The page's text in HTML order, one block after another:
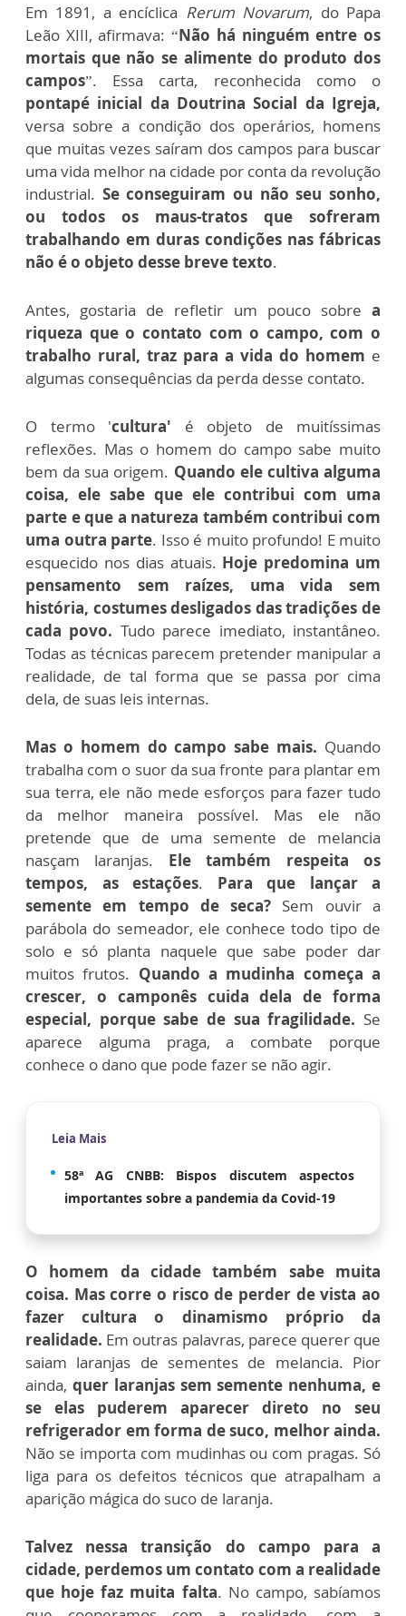
Em 1891, a encíclica Rerum Novarum, do Papa
Leão XIII, afirmava: “Não há ninguém entre os
mortais que não se alimente do produto dos
campos”. Essa carta, reconhecida como o
pontapé inicial da Doutrina Social da Igreja,
versa sobre a condição dos operários, homens
que muitas vezes saíram dos campos para buscar
uma vida melhor na cidade por conta da revolução
industrial. Se conseguiram ou não seu sonho,
ou todos os maus-tratos que sofreram
trabalhando em duras condições nas fábricas
não é o objeto desse breve texto.
Antes, gostaria de refletir um pouco sobre a
riqueza que o contato com o campo, com o
trabalho rural, traz para a vida do homem e
algumas consequências da perda desse contato.
O termo 'cultura' é objeto de muitíssimas
reflexões. Mas o homem do campo sabe muito
bem da sua origem. Quando ele cultiva alguma
coisa, ele sabe que ele contribui com uma
parte e que a natureza também contribui com
uma outra parte. Isso é muito profundo! E muito
esquecido nos dias atuais. Hoje predomina um
pensamento sem raízes, uma vida sem
história, costumes desligados das tradições de
cada povo. Tudo parece imediato, instantâneo.
Todas as técnicas parecem pretender manipular a
realidade, de tal forma que se passa por cima
dela, de suas leis internas.
Mas o homem do campo sabe mais. Quando
trabalha com o suor da sua fronte para plantar em
sua terra, ele não mede esforços para fazer tudo
da melhor maneira possível. Mas ele não
pretende que de uma semente de melancia
nasçam laranjas. Ele também respeita os
tempos, as estações. Para que lançar a
semente em tempo de seca? Sem ouvir a
parábola do semeador, ele conhece todo tipo de
solo e só planta naquele que sabe poder dar
muitos frutos. Quando a mudinha começa a
crescer, o camponês cuida dela de forma
especial, porque sabe de sua fragilidade. Se
aparece alguma praga, a combate porque
conhece o dano que pode fazer se não agir.
Leia Mais
58ª AG CNBB: Bispos discutem aspectos
importantes sobre a pandemia da Covid-19
O homem da cidade também sabe muita
coisa. Mas corre o risco de perder de vista ao
fazer cultura o dinamismo próprio da
realidade. Em outras palavras, parece querer que
saiam laranjas de sementes de melancia. Pior
ainda, quer laranjas sem semente nenhuma, e
se elas puderem aparecer direto no seu
refrigerador em forma de suco, melhor ainda.
Não se importa com mudinhas ou com pragas. Só
liga para os defeitos técnicos que atrapalham a
aparição mágica do suco de laranja.
Talvez nessa transição do campo para a
cidade, perdemos um contato com a realidade
que hoje faz muita falta. No campo, sabíamos